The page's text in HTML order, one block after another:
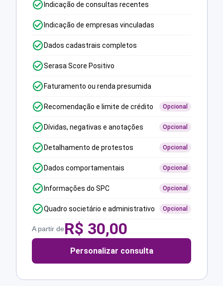
Indicação de consultas recentes
Indicação de empresas vinculadas
Dados cadastrais completos
Serasa Score Positivo
Faturamento ou renda presumida
Recomendação e limite de crédito Opcional
Dívidas, negativas e anotações Opcional
Detalhamento de protestos Opcional
Dados comportamentais Opcional
Informações do SPC Opcional
Quadro societário e administrativo Opcional
A partir deR$ 30,00
Personalizar consulta